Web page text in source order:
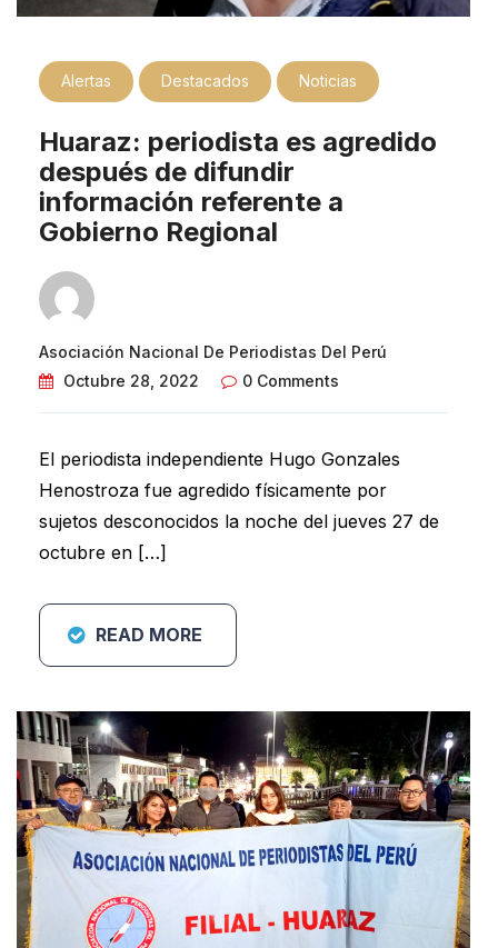
Alertas Destacados Noticias
Huaraz: periodista es agredido
después de difundir
información referente a
Gobierno Regional
Asociación Nacional De Periodistas Del Perú
Octubre 28, 2022
0 Comments
El periodista independiente Hugo Gonzales
Henostroza fue agredido físicamente por
sujetos desconocidos la noche del jueves 27 de
octubre en […]
READ MORE